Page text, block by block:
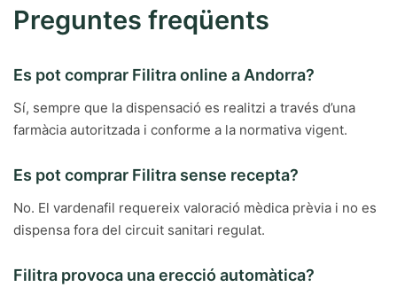
Preguntes freqüents
Es pot comprar Filitra online a Andorra?
Sí, sempre que la dispensació es realitzi a través d’una
farmàcia autoritzada i conforme a la normativa vigent.
Es pot comprar Filitra sense recepta?
No. El vardenafil requereix valoració mèdica prèvia i no es
dispensa fora del circuit sanitari regulat.
Filitra provoca una erecció automàtica?